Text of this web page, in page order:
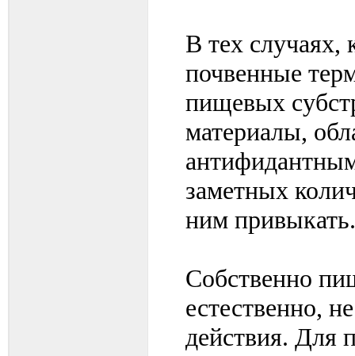
В тех случаях,
почвенные
пищевых
материалы,
заметных
ним привыкать.
Собственно
естественно,
действия. Для